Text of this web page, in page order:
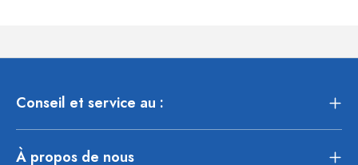
Conseil et service au :
À propos de nous